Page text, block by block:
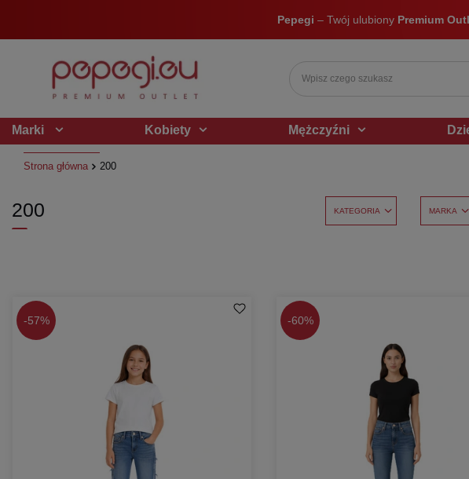
Pepegi – Twój ulubiony Premium
Marki Kobiety Mężczyźni
Strona główna 200
200 KATEGORIA MARKA
-57% -60%